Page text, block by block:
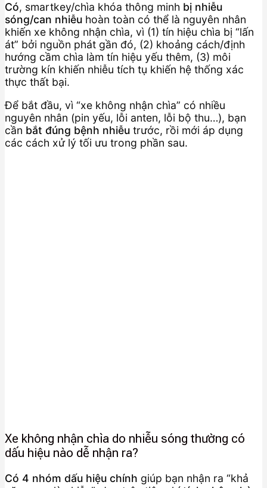
Có, smartkey/chìa khóa thông minh bị nhiễu
sóng/can nhiễu hoàn toàn có thể là nguyên nhân
khiến xe không nhận chìa, vì (1) tín hiệu chìa bị “lấn
át” bởi nguồn phát gần đó, (2) khoảng cách/định
hướng cầm chìa làm tín hiệu yếu thêm, (3) môi
trường kín khiến nhiễu tích tụ khiến hệ thống xác
thực thất bại.
Để bắt đầu, vì “xe không nhận chìa” có nhiều
nguyên nhân (pin yếu, lỗi anten, lỗi bộ thu…), bạn
cần bắt đúng bệnh nhiễu trước, rồi mới áp dụng
các cách xử lý tối ưu trong phần sau.
Xe không nhận chìa do nhiễu sóng thường có
dấu hiệu nào dễ nhận ra?
Có 4 nhóm dấu hiệu chính giúp bạn nhận ra “khả